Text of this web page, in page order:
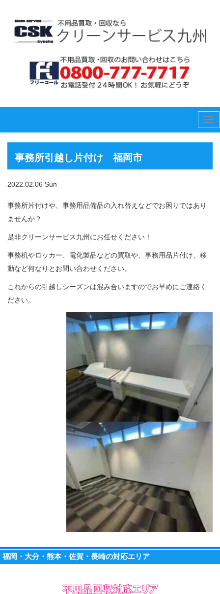
事務所引越し片付け 福岡市
2022.02.06 Sun
事務所片付けや、事務用品備品の入れ替えなどでお困りではあり
ませんか？
是非クリーンサービス九州にお任せください！
事務机やロッカー、電化製品などの買取や、事務用品片付け、移
動など何なりとお問い合わせください。
これからの引越しシーズンは混み合いますのでお早めにご連絡く
ださい。
福岡・大分・熊本・佐賀・長崎の対応エリア